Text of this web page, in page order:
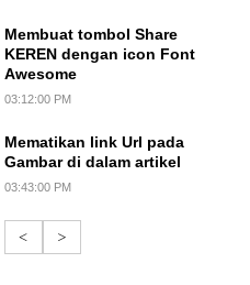
Membuat tombol Share
KEREN dengan icon Font
Awesome
03:12:00 PM
Mematikan link Url pada
Gambar di dalam artikel
03:43:00 PM
< >